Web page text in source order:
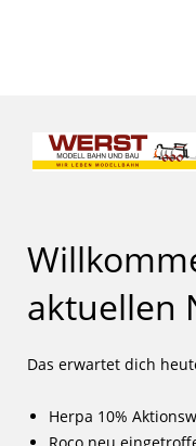
aktuellen
Das erwartet dich
Herpa 10%